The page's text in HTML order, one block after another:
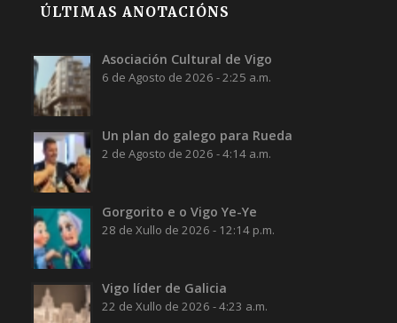
ÚLTIMAS ANOTACIÓNS
Asociación Cultural de Vigo
6 de Agosto de 2026 - 2:25 a.m.
Un plan do galego para Rueda
2 de Agosto de 2026 - 4:14 a.m.
Gorgorito e o Vigo Ye-Ye
28 de Xullo de 2026 - 12:14 p.m.
Vigo líder de Galicia
22 de Xullo de 2026 - 4:23 a.m.